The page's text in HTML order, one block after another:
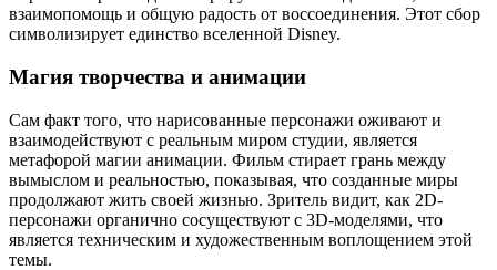
взаимопомощь и общую радость от воссоединения. Этот сбор
символизирует единство вселенной Disney.
Магия творчества и анимации
Сам факт того, что нарисованные персонажи оживают и
взаимодействуют с реальным миром студии, является
метафорой магии анимации. Фильм стирает грань между
вымыслом и реальностью, показывая, что созданные миры
продолжают жить своей жизнью. Зритель видит, как 2D-
персонажи органично сосуществуют с 3D-моделями, что
является техническим и художественным воплощением этой
темы.